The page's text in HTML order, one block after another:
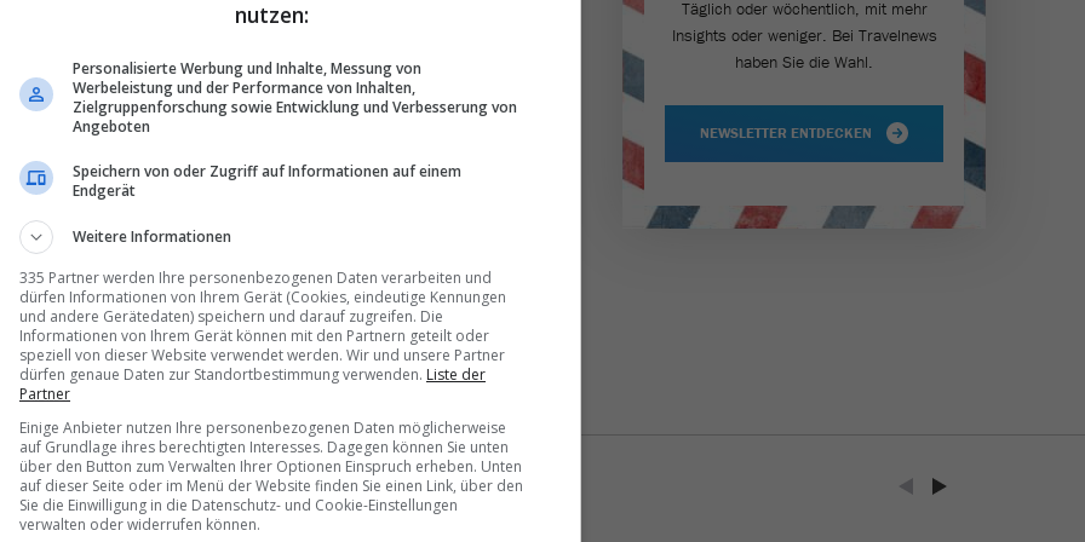
Prozent weniger CO₂-Ausstoss pro Sitz und 63 Prozent weniger
Flugzeug, das jemals für London City zugelassen wurde.»
Täglich oder wöchentlich, mit mehr
Insights oder weniger. Bei Travel­news
haben Sie die Wahl.
NEWSLETTER ENTDECKEN
nutzen:
Personalisierte Werbung und Inhalte, Messung von
Werbeleistung und der Performance von Inhalten,
Zielgruppenforschung sowie Entwicklung und Verbesserung von
Angeboten
Speichern von oder Zugriff auf Informationen auf einem
Endgerät
Weitere Informationen
335 Partner werden Ihre personenbezogenen Daten verarbeiten und
dürfen Informationen von Ihrem Gerät (Cookies, eindeutige Kennungen
und andere Gerätedaten) speichern und darauf zugreifen. Die
Informationen von Ihrem Gerät können mit den Partnern geteilt oder
speziell von dieser Website verwendet werden. Wir und unsere Partner
dürfen genaue Daten zur Standortbestimmung verwenden. Liste der
Partner
Einige Anbieter nutzen Ihre personenbezogenen Daten möglicherweise
auf Grundlage ihres berechtigten Interesses. Dagegen können Sie unten
über den Button zum Verwalten Ihrer Optionen Einspruch erheben. Unten
auf dieser Seite oder im Menü der Website finden Sie einen Link, über den
Sie die Einwilligung in die Datenschutz- und Cookie-Einstellungen
verwalten oder widerrufen können.